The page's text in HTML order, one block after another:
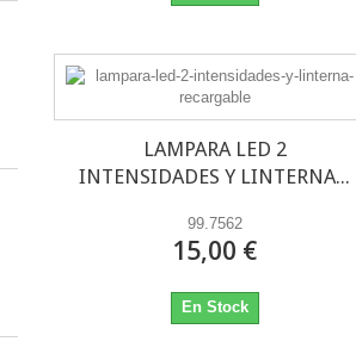
LAMPARA LED 2
INTENSIDADES Y LINTERNA...
99.7562
15,00 €
En Stock